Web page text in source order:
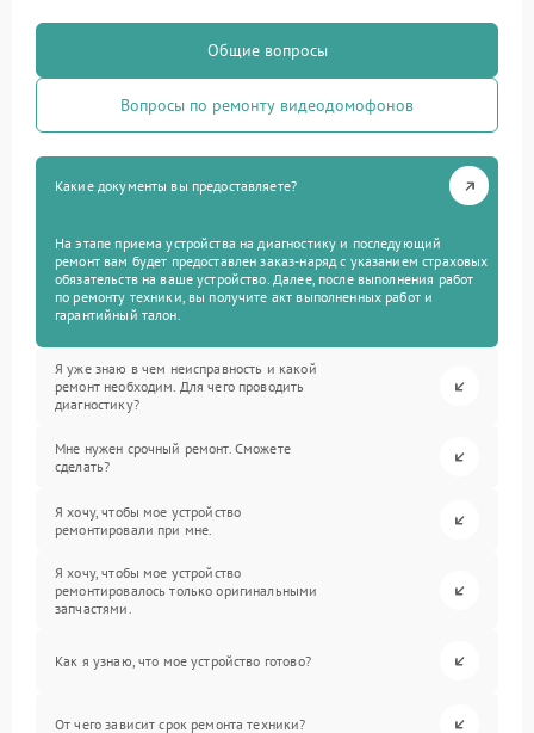
Общие вопросы
Вопросы по ремонту видеодомофонов
Какие документы вы предоставляете?
На этапе приема устройства на диагностику и последующий
ремонт вам будет предоставлен заказ-наряд с указанием страховых
обязательств на ваше устройство. Далее, после выполнения работ
по ремонту техники, вы получите акт выполненных работ и
гарантийный талон.
Я уже знаю в чем неисправность и какой
ремонт необходим. Для чего проводить
диагностику?
Мне нужен срочный ремонт. Сможете
сделать?
Я хочу, чтобы мое устройство
ремонтировали при мне.
Я хочу, чтобы мое устройство
ремонтировалось только оригинальными
запчастями.
Как я узнаю, что мое устройство готово?
От чего зависит срок ремонта техники?